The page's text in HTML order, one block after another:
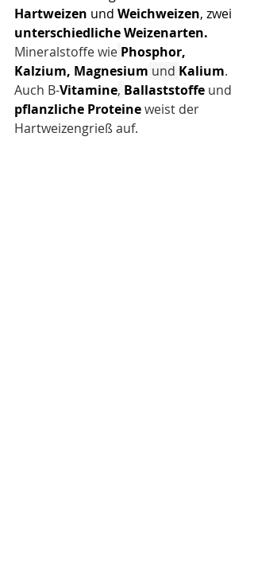
Hartweizen und Weichweizen, zwei
unterschiedliche Weizenarten.
Mineralstoffe wie Phosphor,
Kalzium, Magnesium und Kalium.
Auch B-Vitamine, Ballaststoffe und
pflanzliche Proteine weist der
Hartweizengrieß auf.